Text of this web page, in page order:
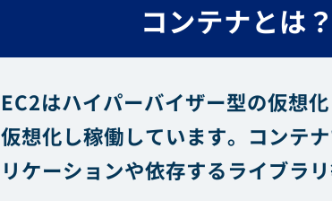
コンテナとは
EC2はハイパーバイザー型の仮想
仮想化し稼働しています。コンテ
リケーションや依存するライブラ